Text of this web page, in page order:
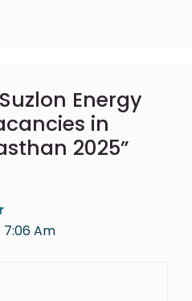
Energy
in
2025”
7:06 Am